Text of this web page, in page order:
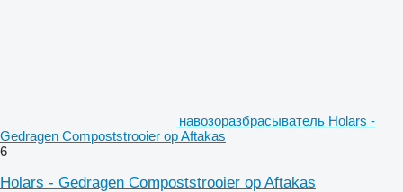
навозоразбрасыватель Holars -
Gedragen Compoststrooier op Aftakas
6
Holars - Gedragen Compoststrooier op Aftakas